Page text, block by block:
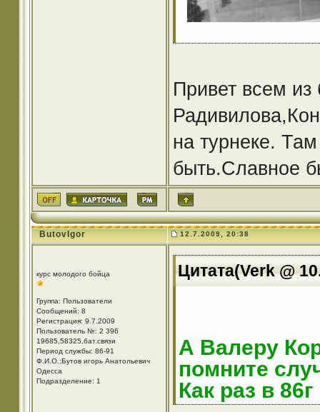
Привет всем из
на турнеке.
быть.Славное
ButovIgor 12.7.2009, 20:38
курс молодого бойца
Группа: Пользователи
Сообщений: 8
Регистрация: 9.7.2009
Пользователь №: 2 396
19685,58325,бат.связи
Период службы: 86-91
Ф.И.О.:Бутов игорь Анатольевич
Одесса
Подразделение: 1
Цитата(Verk @
А Валеру
помните
Как раз в 86г